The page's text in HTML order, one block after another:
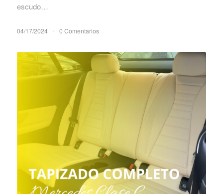
escudo…
04/17/2024 0 Comentarios